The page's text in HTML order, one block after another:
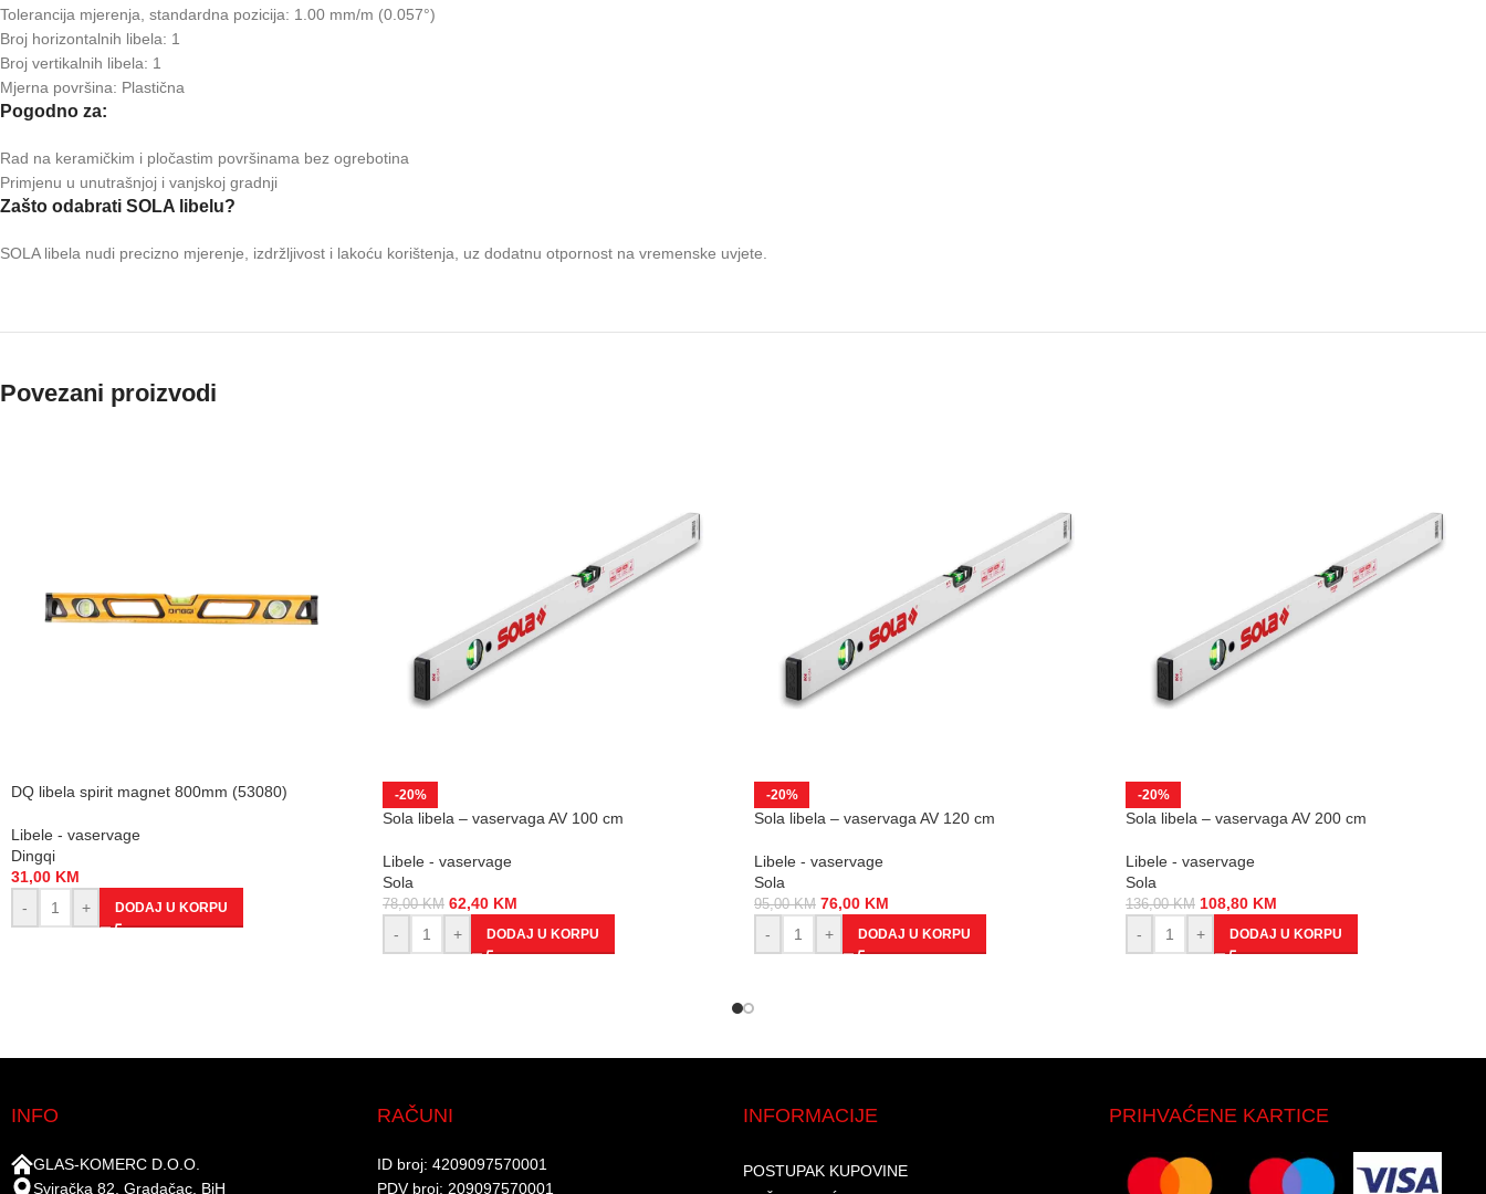
Tolerancija mjerenja, standardna pozicija: 1.00 mm/m (0.057°)
Broj horizontalnih libela: 1
Broj vertikalnih libela: 1
Mjerna površina: Plastična
Pogodno za:
Rad na keramičkim i pločastim površinama bez ogrebotina
Primjenu u unutrašnjoj i vanjskoj gradnji
Zašto odabrati SOLA libelu?
SOLA libela nudi precizno mjerenje, izdržljivost i lakoću korištenja, uz dodatnu otpornost na vremenske uvjete.
Povezani proizvodi
DQ libela spirit magnet 800mm (53080)
Libele - vaservage
Dingqi
31,00 KM
-
+ DODAJ U KORPU
-20%
Sola libela – vaservaga AV 100 cm
Libele - vaservage
Sola
78,00KM 62,40 KM
-
+ DODAJ U KORPU
-20%
Sola libela – vaservaga AV 120 cm
Libele - vaservage
Sola
95,00KM 76,00 KM
-
+ DODAJ U KORPU
-20%
Sola libela – vaservaga AV 200 cm
Libele - vaservage
Sola
136,00KM 108,80 KM
-
+ DODAJ U KORPU
INFO
GLAS-KOMERC D.O.O.
Sviračka 82, Gradačac, BiH
RAČUNI
ID broj: 4209097570001​
PDV broj: 209097570001 ​
INFORMACIJE
POSTUPAK KUPOVINE
PRIHVAĆENE KARTICE